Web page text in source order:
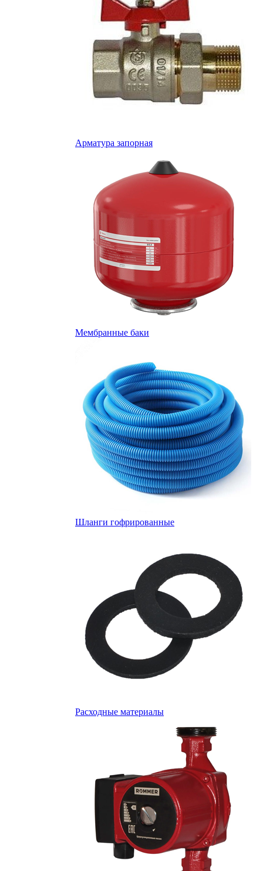
Арматура запорная
Мембранные баки
Шланги гофрированные
Расходные материалы